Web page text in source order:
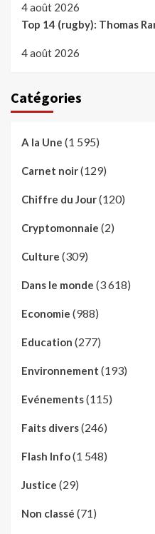
4 août 2026
Top 14 (rugby): Thomas
4 août 2026
Catégories
A la Une (1 595)
Carnet noir(129)
Chiffre du Jour(120)
Cryptomonnaie (2)
Culture (309)
Dans le monde (3 618)
Economie (988)
Education (277)
Environnement (193)
Evénements(115)
Faits divers(246)
Flash Info(1 548)
Justice (29)
Non classé (71)